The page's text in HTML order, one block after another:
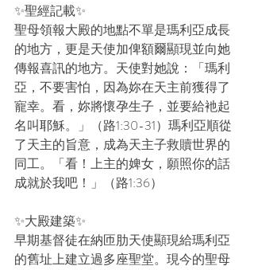
✨聖經記載✨
聖母領報大殿的地點不單是瑪利亞成長
的地方，更是天使加俾額爾顯現並向她
傳報喜訊的地方。天使對她說：「瑪利
亞，不要害怕，因為妳在天主前獲得了
寵幸。看，妳將懷孕生子，並要給衪起
名叫耶穌。」（路1:30-31）瑪利亞順從
了天主的旨意，成為天主子救贖世界的
同工。「看！上主的婢女，願照你的話
成就於我吧！」（路1:36）
✨大殿建築✨
早期基督徒在納匝肋天使顯現給瑪利亞
的舊址上建立過多座聖堂。現今的聖母